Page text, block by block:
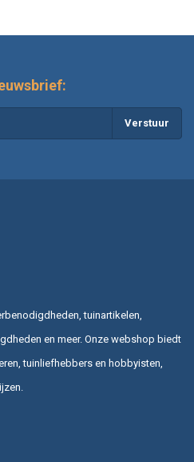
Verstuur
tuinartikelen,
en meer. Onze webshop biedt
tuinliefhebbers en hobbyisten,